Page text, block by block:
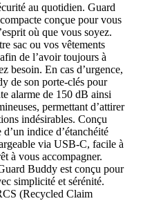
au quotidien. Guard
conçue pour vous
où que vous soyez.
sac ou vos vêtements
de l’avoir toujours à
besoin. En cas d’urgence,
de son porte-clés pour
alarme de 150 dB ainsi
permettant d’attirer
indésirables. Conçu
indice d’étanchéité
via USB-C, facile à
à vous accompagner.
Buddy est conçu pour
simplicité et sérénité.
(Recycled Claim